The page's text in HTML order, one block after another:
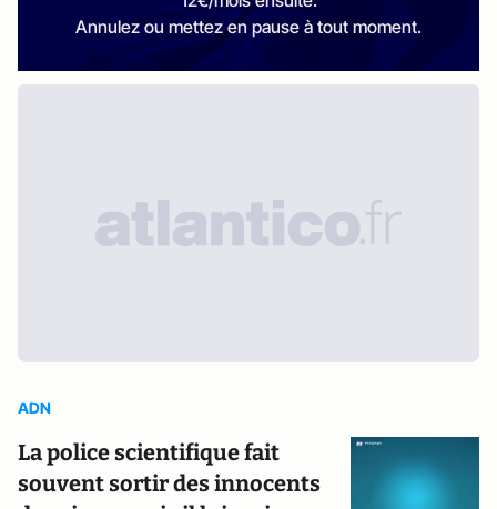
Annulez ou mettez en pause à tout moment.
ADN
La police scientifique fait
souvent sortir des innocents